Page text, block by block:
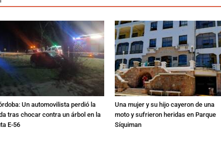
Un automovilista perdió la
tras chocar contra un árbol en la
E-56
Una mujer y su hijo cayeron de una
moto y sufrieron heridas en Parque
Síquiman